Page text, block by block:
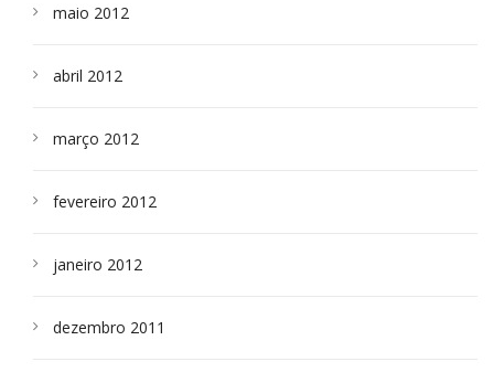
maio 2012
abril 2012
março 2012
fevereiro 2012
janeiro 2012
dezembro 2011